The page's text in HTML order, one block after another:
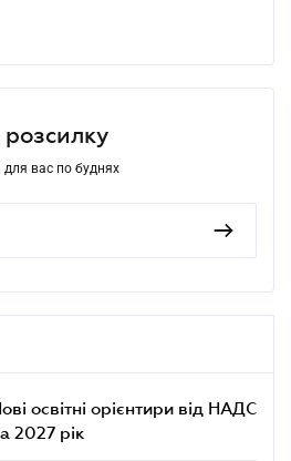
розсилку
для вас по буднях
освітні орієнтири від НАДС
2027 рік